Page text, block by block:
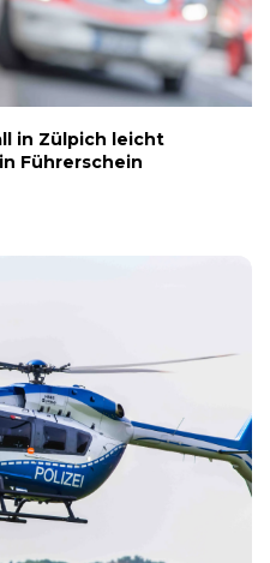
in Zülpich leicht
Führerschein